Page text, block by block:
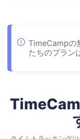
TimeCampの
たちのプラン